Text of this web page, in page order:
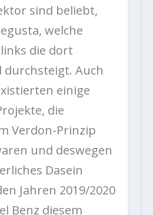
sind beliebt,
welche
die dort
durchsteigt. Auch
einige
die
Verdon-Prinzip
und deswegen
Dasein
Jahren 2019/2020
Benz diesem